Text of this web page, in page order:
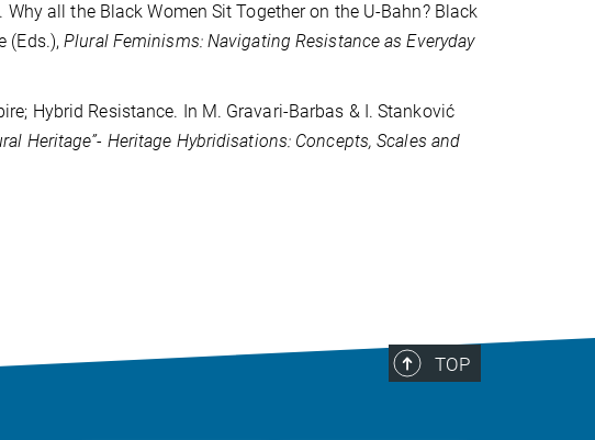
Why all the Black Women Sit Together on the U-Bahn? Black
(Eds.),Plural Feminisms: Navigating Resistance as Everyday
Hybrid Resistance. In M. Gravari-Barbas & I. Stanković
Heritage”- Heritage Hybridisations: Concepts, Scales and
TOP